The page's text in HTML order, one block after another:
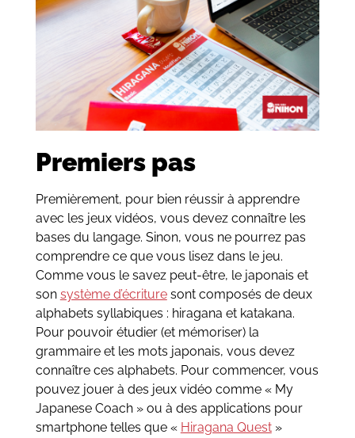
Premiers pas
Premièrement, pour bien réussir à apprendre
avec les jeux vidéos, vous devez connaître les
bases du langage. Sinon, vous ne pourrez pas
comprendre ce que vous lisez dans le jeu.
Comme vous le savez peut-être, le japonais et
son système d’écrituresont composés de deux
alphabets syllabiques : hiragana et katakana.
Pour pouvoir étudier (et mémoriser) la
grammaire et les mots japonais, vous devez
connaître ces alphabets. Pour commencer, vous
pouvez jouer à des jeux vidéo comme « My
Japanese Coach » ou à des applications pour
smartphone telles que « Hiragana Quest»